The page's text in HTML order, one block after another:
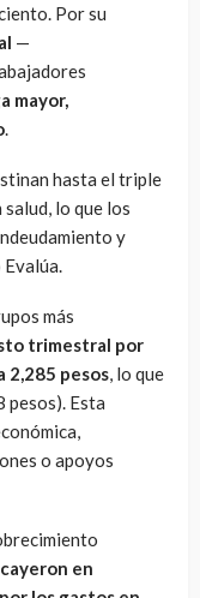
Por su
—
mayor,
.
hasta el triple
lo que los
y
Evalúa.
más
trimestral por
2,285 pesos, lo que
pesos). Esta
o apoyos
en